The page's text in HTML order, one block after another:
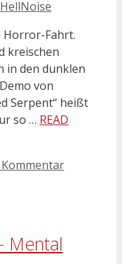
HellNoise
Horror-Fahrt.
kreischen
in den dunklen
von
Serpent“ heißt
so … READ
Mental